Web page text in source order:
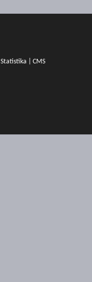
Statistika CMS